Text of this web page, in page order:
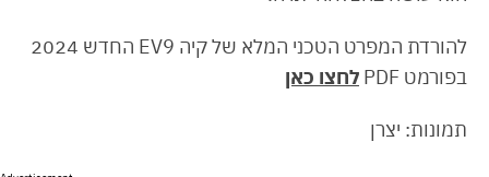
להורדת המפרט הטכני המלא של קיה EV9 החדש 2024
בפורמט PDF
לחצו כאן
תמונות: יצרן